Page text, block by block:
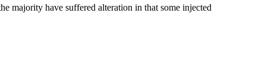
majority have suffered alteration in that some injected